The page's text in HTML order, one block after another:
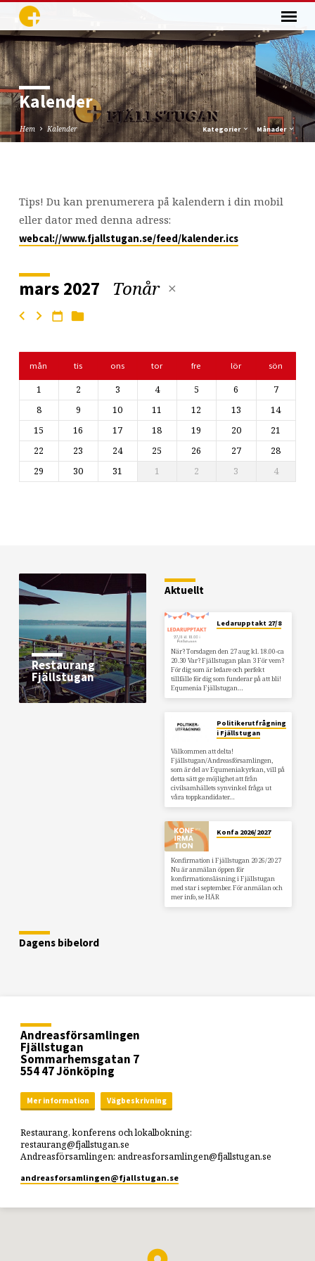
Kalender
Hem Kalender Kategorier Månader
Kalender
Tips! Du kan prenumerera på kalendern i din mobil
eller dator med denna adress:
webcal://www.fjallstugan.se/feed/kalender.ics
mars 2027 Tonår
mån tis ons tor fre lör sön
1 2 3 4 5 6
7
8
9 10 11 12 13
14
15
16 17 18 19 20
21
22
23 24 25 26 27
28
29
30 31 1 2 3 4
Restaurang
Fjällstugan
Aktuellt
Ledarupptakt 27/8
När? Torsdagen den 27 aug kl. 18.00-ca
20.30 Var? Fjällstugan plan 3 För vem?
För dig som är ledare och perfekt
tillfälle för dig som funderar på att bli!
Equmenia Fjällstugan…
Politikerutfrågning
i Fjällstugan
Välkommen att delta!
Fjällstugan/Andreasförsamlingen,
som är del av Equmeniakyrkan, vill på
detta sätt ge möjlighet att från
civilsamhällets synvinkel fråga ut
våra toppkandidater…
Konfa 2026/2027
Konfirmation i Fjällstugan 2026/2027
Nu är anmälan öppen för
konfirmationsläsning i Fjällstugan
med star i september. För anmälan och
mer info, se HÄR
Dagens bibelord
Andreasförsamlingen
Fjällstugan
Sommarhemsgatan 7
554 47 Jönköping
Mer information Vägbeskrivning
Restaurang, konferens och lokalbokning:
restaurang@fjallstugan.se
Andreasförsamlingen: andreasforsamlingen@fjallstugan.se
andreasforsamlingen​@fjallstugan.se